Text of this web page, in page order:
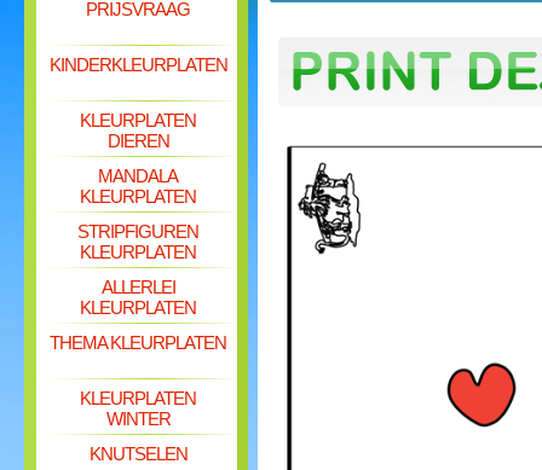
PRIJSVRAAG
KINDERKLEURPLATEN
KLEURPLATEN
DIEREN
MANDALA
KLEURPLATEN
STRIPFIGUREN
KLEURPLATEN
ALLERLEI
KLEURPLATEN
THEMA KLEURPLATEN
KLEURPLATEN
WINTER
KNUTSELEN